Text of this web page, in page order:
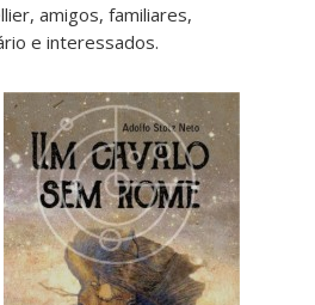
amigos, familiares,
e interessados.